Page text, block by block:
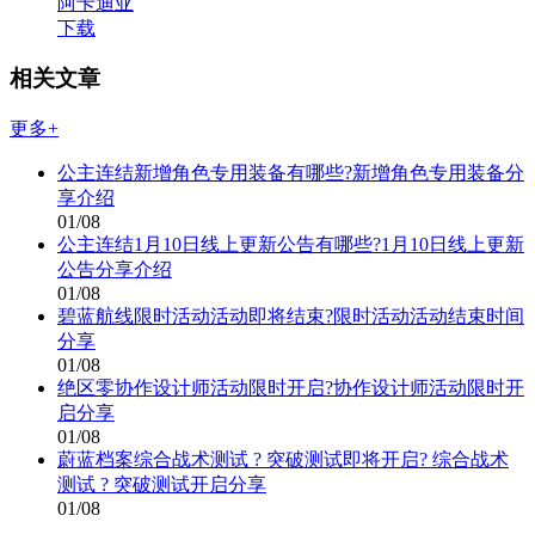
下载
相关文章
更多+
公主连结新增角色专用装备有哪些?新增角色专用装备分
享介绍
01/08
公主连结1月10日线上更新公告有哪些?1月10日线上更新
公告分享介绍
01/08
碧蓝航线限时活动活动即将结束?限时活动活动结束时间
分享
01/08
绝区零协作设计师活动限时开启?协作设计师活动限时开
启分享
01/08
蔚蓝档案综合战术测试 ? 突破测试即将开启? 综合战术
测试 ? 突破测试开启分享
01/08